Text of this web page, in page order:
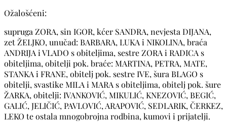
Ožalošćeni:
supruga ZORA, sin IGOR, kćer SANDRA, nevjesta DIJANA,
zet ŽELJKO, unučad: BARBARA, LUKA i NIKOLINA, braća
ANDRIJA i VLADO s obiteljima, sestre ZORA i RADICA s
obiteljima, obitelji pok. braće: MARTINA, PETRA, MATE,
STANKA i FRANE, obitelj pok. sestre IVE, šura BLAGO s
obitelji, svastike MILA i MARA s obiteljima, obitelj pok. šure
ŽARKA, obitelji: IVANKOVIĆ, MIKULIĆ, KNEZOVIĆ, BEGIĆ,
GALIĆ, JELIČIĆ, PAVLOVIĆ, ARAPOVIĆ, SEDLARIK, ČERKEZ,
LEKO te ostala mnogobrojna rodbina, kumovi i prijatelji.